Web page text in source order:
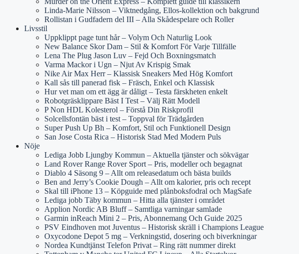
Linda-Marie Nilsson – Viktnedgång, Ellos-kollektion och bakgrund
Rollistan i Gudfadern del III – Alla Skådespelare och Roller
Livsstil
Uppklippt page tunt hår – Volym Och Naturlig Look
New Balance Skor Dam – Stil & Komfort För Varje Tillfälle
Lena The Plug Jason Luv – Fejd Och Boxningsmatch
Varma Mackor i Ugn – Njut Av Krispig Smak
Nike Air Max Herr – Klassisk Sneakers Med Hög Komfort
Kall sås till panerad fisk – Fräsch, Enkel och Klassisk
Hur vet man om ett ägg är dåligt – Testa färskheten enkelt
Robotgräsklippare Bäst I Test – Välj Rätt Modell
P Non HDL Kolesterol – Förstå Din Riskprofil
Solcellsfontän bäst i test – Toppval för Trädgården
Super Push Up Bh – Komfort, Stil och Funktionell Design
San Jose Costa Rica – Historisk Stad Med Modern Puls
Nöje
Lediga Jobb Ljungby Kommun – Aktuella tjänster och sökvägar
Land Rover Range Rover Sport – Pris, modeller och begagnat
Diablo 4 Säsong 9 – Allt om releasedatum och bästa builds
Ben and Jerry’s Cookie Dough – Allt om kalorier, pris och recept
Skal till iPhone 13 – Köpguide med plånboksfodral och MagSafe
Lediga jobb Täby kommun – Hitta alla tjänster i området
Applion Nordic AB Bluff – Samtliga varningar samlade
Garmin inReach Mini 2 – Pris, Abonnemang Och Guide 2025
PSV Eindhoven mot Juventus – Historisk skräll i Champions League
Oxycodone Depot 5 mg – Verkningstid, dosering och biverkningar
Nordea Kundtjänst Telefon Privat – Ring rätt nummer direkt